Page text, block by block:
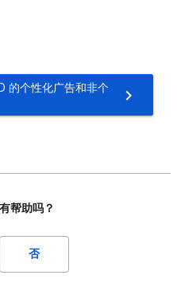
的个性化广告和非个
帮助吗？
否